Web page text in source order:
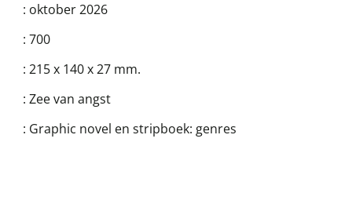
: oktober 2026
: 700
: 215 x 140 x 27 mm.
: Zee van angst
: Graphic novel en stripboek: genres